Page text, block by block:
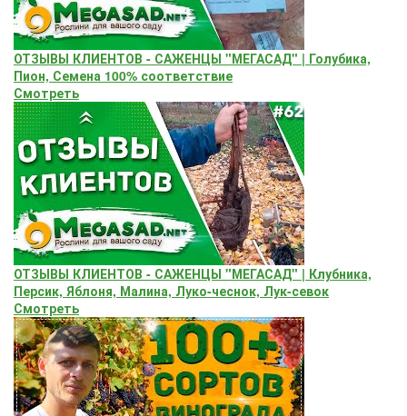
ОТЗЫВЫ КЛИЕНТОВ - САЖЕНЦЫ "МЕГАСАД" | Голубика,
Пион, Семена 100% соответствие
Смотреть
ОТЗЫВЫ КЛИЕНТОВ - САЖЕНЦЫ "МЕГАСАД" | Клубника,
Персик, Яблоня, Малина, Луко-чеснок, Лук-севок
Смотреть